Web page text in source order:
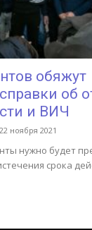
обяжут
об
и ВИЧ
22 ноября 2021
нужно будет
срока